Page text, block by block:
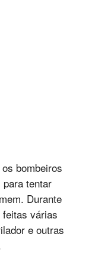
bombeiros
tentar
Durante
várias
e outras